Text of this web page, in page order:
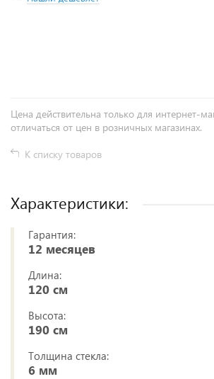
Цена действительна только для интернет-
отличаться от цен в розничных магазинах.
К списку товаров
Характеристики:
Гарантия:
12 месяцев
Длина:
120 см
Высота:
190 см
Толщина стекла:
6 мм